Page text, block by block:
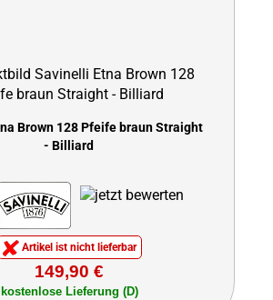
Brown 128 Pfeife braun Straight
- Billiard
Artikel ist nicht lieferbar
149,90 €
kostenlose Lieferung (D)